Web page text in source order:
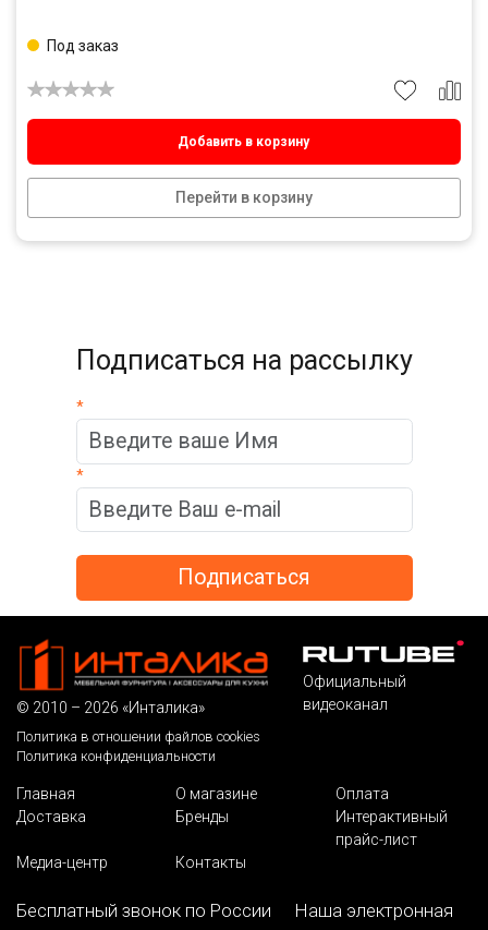
Добавить в корзину
Перейти в корзину
Под заказ
Подписаться на рассылку
*
*
© 2010 – 2026 «Инталика»
Политика в отношении файлов cookies
Политика конфиденциальности
Официальный
видеоканал
Главная О магазине
Оплата
Доставка
Бренды
Интерактивный
прайс-лист
Медиа-центр
Контакты
Бесплатный звонок по России
Наша электронная